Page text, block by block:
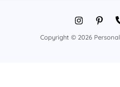
Copyright © 2026